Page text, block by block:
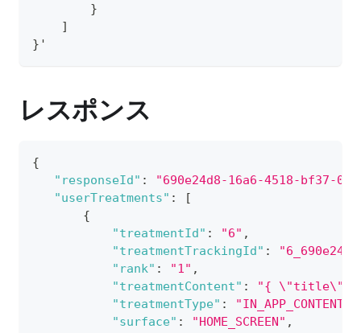
}
]
} '
レスポンス
{
"responseId" :
"690e24d8-16a6-4518-bf37-
"userTreatments" :
[
{
"treatmentId" : "6" ,
"treatmentTrackingId" :
"rank" : "1" ,
"treatmentContent" :
"{ \"title\":
"treatmentType" :
"surface" : "HOME_SCREEN" ,